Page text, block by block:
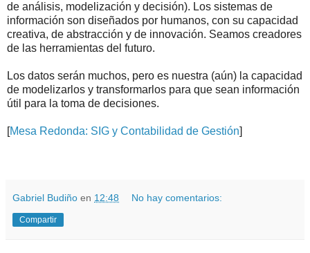
de análisis, modelización y decisión). Los sistemas de
información son diseñados por humanos, con su capacidad
creativa, de abstracción y de innovación. Seamos creadores
de las herramientas del futuro.
Los datos serán muchos, pero es nuestra (aún) la capacidad
de modelizarlos y transformarlos para que sean información
útil para la toma de decisiones.
[Mesa Redonda: SIG y Contabilidad de Gestión]
Gabriel Budiño en 12:48 No hay comentarios:
Compartir